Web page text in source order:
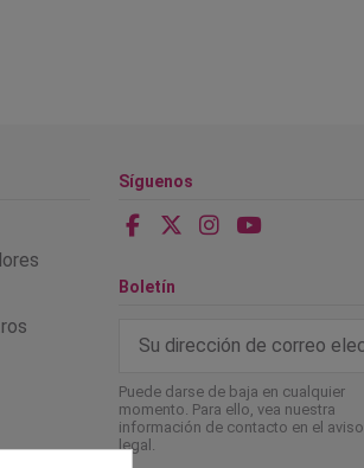
Síguenos
Boletín
Puede darse de baja en cualquier
momento. Para ello, vea nuestra
información de contacto en el aviso
legal.